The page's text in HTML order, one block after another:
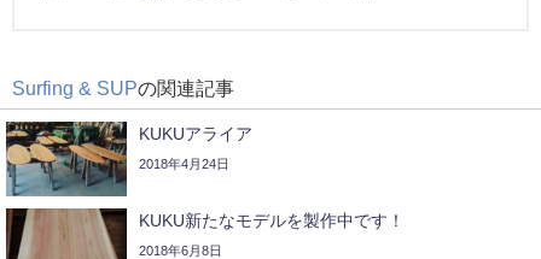
Surfing & SUPの関連記事
KUKUアライア
2018年4月24日
KUKU新たなモデルを製作中です！
2018年6月8日